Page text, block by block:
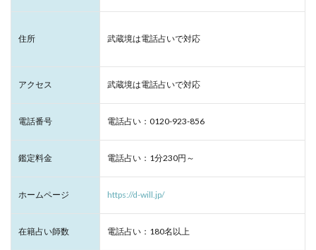
住所 武蔵境は電話占いで対応
アクセス 武蔵境は電話占いで対応
電話番号 電話占い：0120-923-856
鑑定料金 電話占い：1分230円～
ホームページ https://d-will.jp/
在籍占い師数 電話占い：180名以上